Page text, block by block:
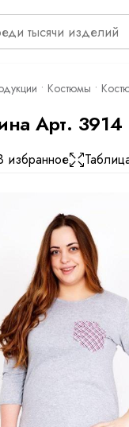
Костюмы
Арт. 3914
избранное